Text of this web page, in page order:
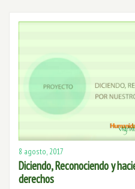
8 agosto, 2017
Diciendo, Reconociendo y
derechos